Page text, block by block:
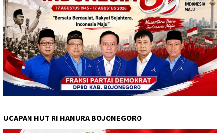
UCAPAN HUT RI HANURA BOJONEGORO